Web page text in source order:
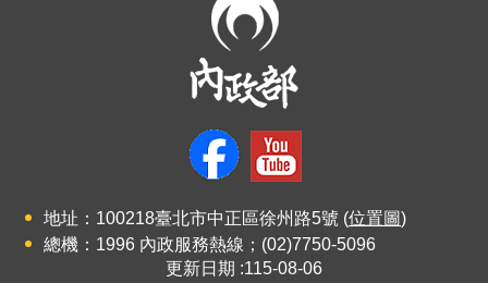
地址：100218臺北市中正區徐州路5號 (位置圖)
總機：1996 內政服務熱線；(02)7750-5096
更新日期
115-08-06